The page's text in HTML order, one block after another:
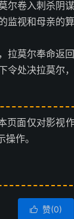
尔卷入刺杀阴
监视和母亲的
拉莫尔奉命返
令处决拉莫尔
页面仅对影视
作。
 赞(0)